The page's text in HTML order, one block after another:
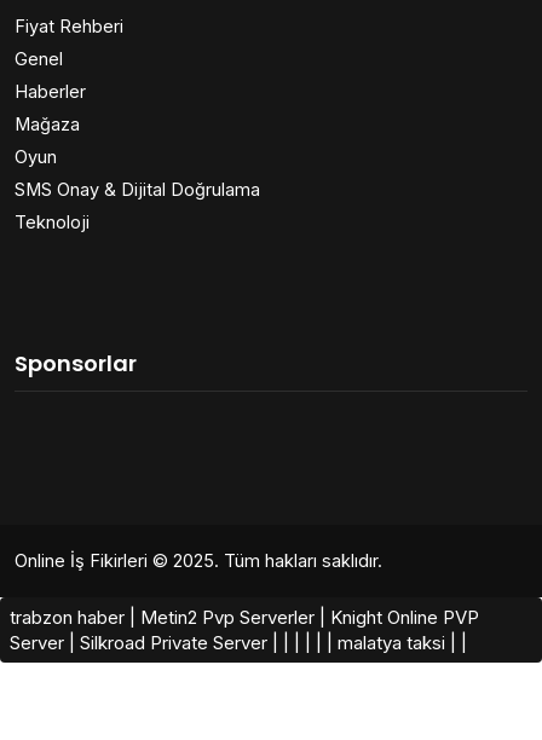
Fiyat Rehberi
Genel
Haberler
Mağaza
Oyun
SMS Onay & Dijital Doğrulama
Teknoloji
Sponsorlar
Online İş Fikirleri © 2025. Tüm hakları saklıdır.
trabzon haber Metin2 Pvp Serverler
Knight Online PVP
Server
Silkroad Private Server​ malatya taksi